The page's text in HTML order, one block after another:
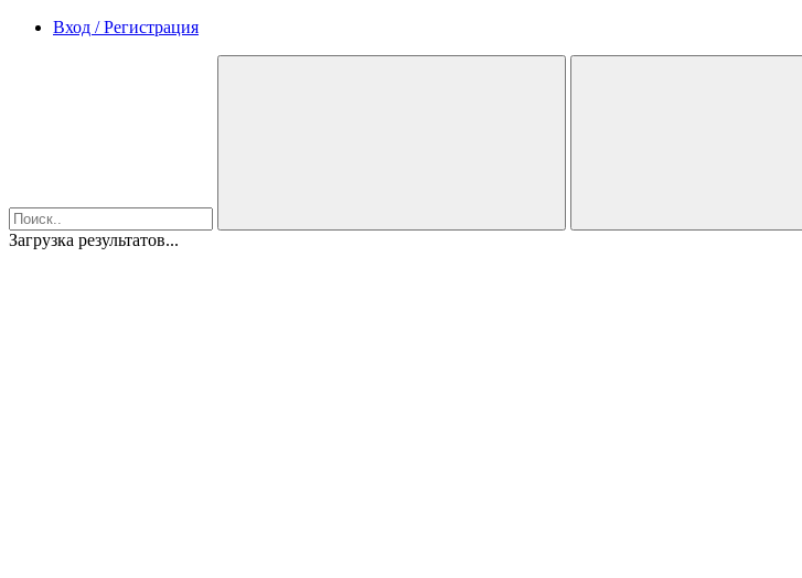
Вход / Регистрация
Загрузка результатов...